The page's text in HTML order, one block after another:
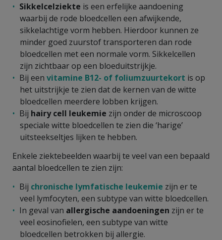
Sikkelcelziekte is een erfelijke aandoening
waarbij de rode bloedcellen een afwijkende,
sikkelachtige vorm hebben. Hierdoor kunnen ze
minder goed zuurstof transporteren dan rode
bloedcellen met een normale vorm. Sikkelcellen
zijn zichtbaar op een bloeduitstrijkje.
Bij een vitamine B12- of foliumzuurtekort is op
het uitstrijkje te zien dat de kernen van de witte
bloedcellen meerdere lobben krijgen.
Bij hairy cell leukemie zijn onder de microscoop
speciale witte bloedcellen te zien die ‘harige’
uitsteekseltjes lijken te hebben.
Enkele ziektebeelden waarbij te veel van een bepaald
aantal bloedcellen te zien zijn:
Bij chronische lymfatische leukemie zijn er te
veel lymfocyten, een subtype van witte bloedcellen.
In geval van allergische aandoeningen zijn er te
veel eosinofielen, een subtype van witte
bloedcellen betrokken bij allergie.